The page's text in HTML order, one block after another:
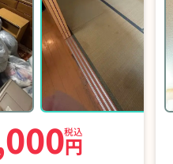
円
税込